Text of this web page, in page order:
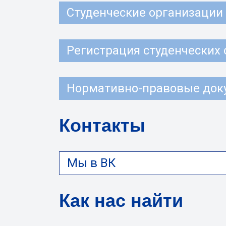
Студенческие организации
Регистрация
Нормативно-правовые
Контакты
Мы в ВК
Как нас найти